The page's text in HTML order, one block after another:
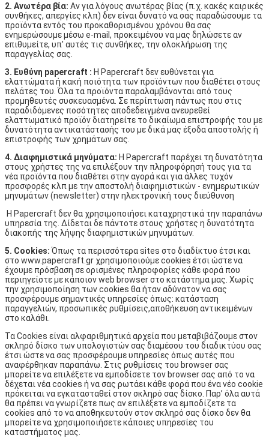
2. Ανωτέρα βία: Αν για λόγους ανωτέρας βίας (π.χ. κακές καιρικές
συνθήκες, απεργίες κλπ) δεν είναι δυνατό να σας παραδώσουμε τα
προϊόντα εντός του προκαθορισμένου χρόνου θα σας
ενημερώσουμε μέσω e-mail, προκειμένου να μας δηλώσετε αν
επιθυμείτε, υπ' αυτές τις συνθήκες, την ολοκλήρωση της
παραγγελίας σας.
3. Ευθύνη papercraft : Η Papercraft δεν ευθύνεται για
ελαττώματα ή κακή ποιότητα των προϊόντων που διαθέτει στους
πελάτες του. Όλα τα προϊόντα παραλαμβάνονται από τους
προμηθευτές συσκευασμένα. Σε περίπτωση πάντως που στις
παραδιδόμενες ποσότητες αποδεδειγμένα ανευρεθεί
ελαττωματικό προϊόν διατηρείτε το δικαίωμα επιστροφής του με
δυνατότητα αντικατάστασής του με δικά μας έξοδα αποστολής ή
επιστροφής των χρημάτων σας.
4. Διαφημιστικά μηνύματα: H Papercraft παρέχει τη δυνατότητα
στους χρήστες της να επιλέξουν την πληροφόρησή τους για τα
νέα προϊόντα που διαθέτει στην αγορά και για άλλες τυχόν
προσφορές κλπ με την αποστολή διαφημιστικών - ενημερωτικών
μηνυμάτων (newsletter) στην ηλεκτρονική τους διεύθυνση
H Papercraft δεν θα χρησιμοποιήσει καταχρηστικά την παραπάνω
υπηρεσία της. Δίδεται δε πάντοτε στους χρήστες η δυνατότητα
διακοπής της λήψης διαφημιστικών μηνυμάτων.
5. Cookies: Όπως τα περισσότερα sites στο διαδίκτυο έτσι και
στο www.papercraft.gr χρησιμοποιούμε cookies έτσι ώστε να
έχουμε πρόσβαση σε ορισμένες πληροφορίες κάθε φορά που
περιηγείστε με κάποιον web browser στο κατάστημα μας. Χωρίς
την χρησιμοποίηση των cookies θα ήταν αδύνατον να σας
προσφέρουμε σημαντικές υπηρεσίες όπως: κατάσταση
παραγγελιών, προσωπικές ρυθμίσεις,αποθήκευση αντικειμένων
στο καλάθι.
Τα Cookies είναι αλφαριθμητικά αρχεία που μεταβιβάζουμε στον
σκληρό δίσκο των υπολογιστών σας διαμέσου του διαδικτύου σας
έτσι ώστε να σας προσφέρουμε υπηρεσίες όπως αυτές που
αναφέρθηκαν παραπάνω. Στις ρυθμίσεις του browser σας
μπορείτε να επιλέξετε να εμποδίσετε τον browser σας από το να
δέχεται νέα cookies ή να σας ρωτάει κάθε φορά που ένα νέο cookie
πρόκειται να εγκατασταθεί στον σκληρό σας δίσκο. Παρ’ όλα αυτά
θα πρέπει να γνωρίζετε πως αν επιλέξετε να εμποδίζετε τα
cookies από το να αποθηκευτούν στον σκληρό σας δίσκο δεν θα
μπορείτε να χρησιμοποιήσετε κάποιες υπηρεσίες του
καταστήματος μας.